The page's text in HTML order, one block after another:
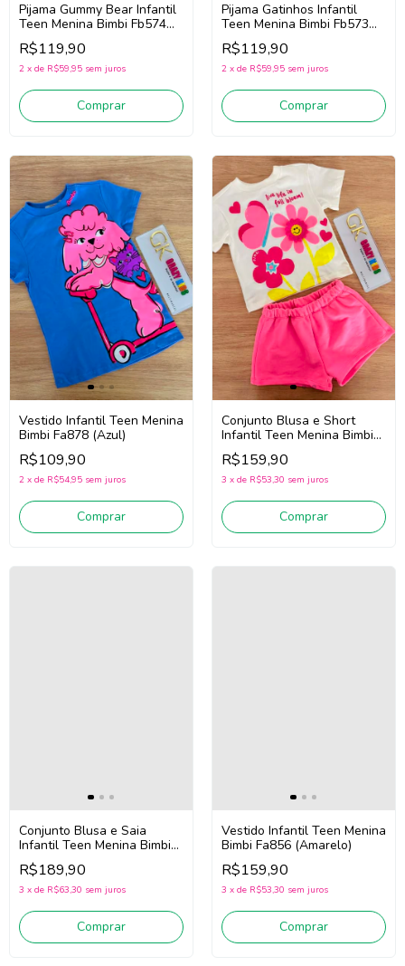
Pijama Gummy Bear Infantil
Teen Menina Bimbi Fb574
(Rosa/Verde/Roxo)
R$119,90
2 x de R$59,95 sem juros
Comprar
Pijama Gatinhos Infantil
Teen Menina Bimbi Fb573
(Azul)
R$119,90
2 x de R$59,95 sem juros
Comprar
Vestido Infantil Teen Menina
Bimbi Fa878 (Azul)
R$109,90
2 x de R$54,95 sem juros
Comprar
Conjunto Blusa e Short
Infantil Teen Menina Bimbi
Fb213 (Off White/Rosa)
R$159,90
3 x de R$53,30 sem juros
Comprar
Conjunto Blusa e Saia
Infantil Teen Menina Bimbi
Fb143 (Off White/Azul)
R$189,90
3 x de R$63,30 sem juros
Comprar
Vestido Infantil Teen Menina
Bimbi Fa856 (Amarelo)
R$159,90
3 x de R$53,30 sem juros
Comprar